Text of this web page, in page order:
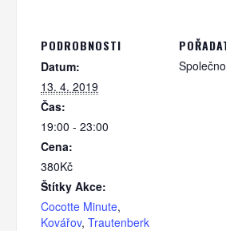
PODROBNOSTI
Datum:
13. 4. 2019
Čas:
19:00 - 23:00
Cena:
380Kč
Štítky Akce:
Cocotte Minute,
Kovářov, Trautenberk